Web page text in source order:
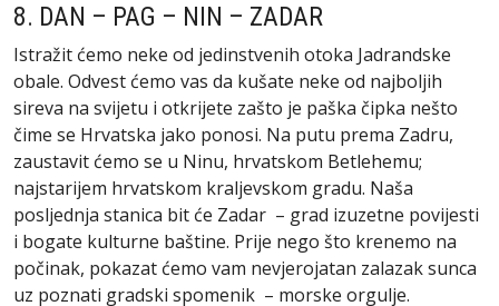
8. DAN – PAG – NIN – ZADAR
Istražit ćemo neke od jedinstvenih otoka Jadrandske
obale. Odvest ćemo vas da kušate neke od najboljih
sireva na svijetu i otkrijete zašto je paška čipka nešto
čime se Hrvatska jako ponosi. Na putu prema Zadru,
zaustavit ćemo se u Ninu, hrvatskom Betlehemu;
najstarijem hrvatskom kraljevskom gradu. Naša
posljednja stanica bit će Zadar – grad izuzetne povijesti
i bogate kulturne baštine. Prije nego što krenemo na
počinak, pokazat ćemo vam nevjerojatan zalazak sunca
uz poznati gradski spomenik – morske orgulje.